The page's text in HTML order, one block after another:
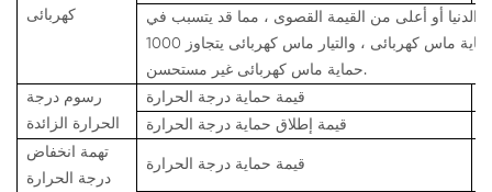
كهربائى
أو أعلى من القيمة القصوى ، مما قد يتسبب في
فشل حماية ماس كهربائى ، والتيار ماس كهربائى يتجاوز 1000A ، حماية ماس كهربائى غير مضمونة ، واختبار
حماية ماس كهربائى غير مستحسن.
رسوم درجة
الحرارة الزائدة
قيمة حماية درجة الحرارة
قيمة إطلاق حماية درجة الحرارة
تهمة انخفاض
درجة الحرارة
قيمة حماية درجة الحرارة